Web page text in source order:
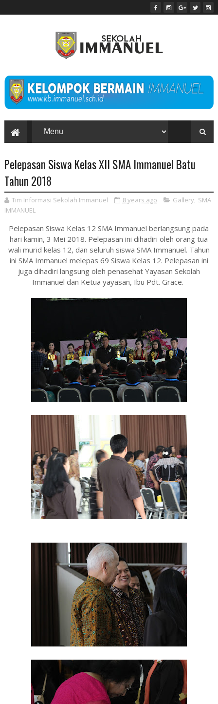
Pelepasan Siswa Kelas XII SMA Immanuel Batu
Tahun 2018
Tim Informasi Sekolah Immanuel 8 years ago Gallery, SMA
IMMANUEL
Pelepasan Siswa Kelas 12 SMA Immanuel berlangsung pada
hari kamin, 3 Mei 2018. Pelepasan ini dihadiri oleh orang tua
wali murid kelas 12, dan seluruh siswa SMA Immanuel. Tahun
ini SMA Immanuel melepas 69 Siswa Kelas 12. Pelepasan ini
juga dihadiri langsung oleh penasehat Yayasan Sekolah
Immanuel dan Ketua yayasan, Ibu Pdt. Grace.